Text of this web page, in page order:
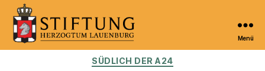
Kulturportal
Menü
Kategorien
SÜDLICH DER A24